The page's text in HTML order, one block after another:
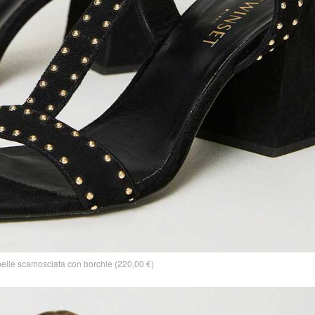
scamosciata con borchie (220,00 €)